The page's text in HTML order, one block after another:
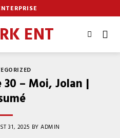
– Moi, Jolan |
31, 2025 BYADMIN